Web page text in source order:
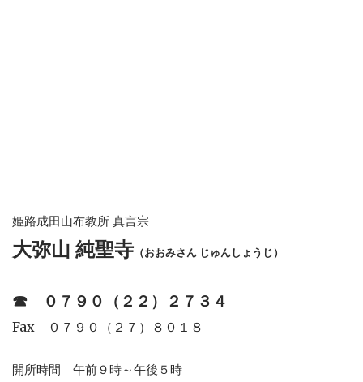
姫路成田山布教所 真言宗
大弥山 純聖寺 （おおみさん じゅんしょうじ）
☎︎ ０７９０（２２）２７３４
Fax ０７９０（２７）８０１８
開所時間 午前９時～午後５時